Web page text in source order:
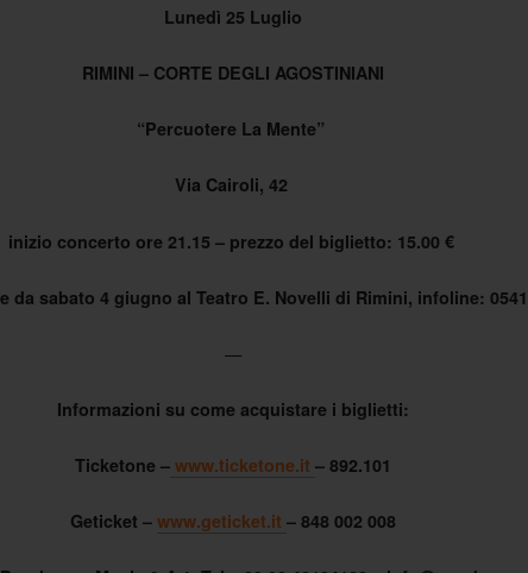
Lunedì 25 Luglio
RIMINI – CORTE DEGLI AGOSTINIANI
“Percuotere La Mente”
Via Cairoli, 42
inizio concerto ore 21.15 – prezzo del biglietto: 15.00 €
da sabato 4 giugno al Teatro E. Novelli di Rimini, infoline:
—
Informazioni su come acquistare i biglietti:
Ticketone – www.ticketone.it – 892.101
Geticket – www.geticket.it – 848 002 008